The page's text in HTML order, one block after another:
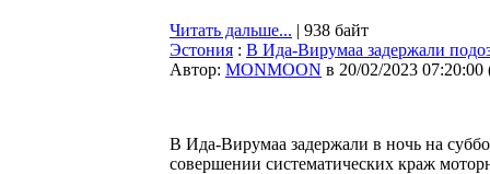
Читать дальше... | 938 байт
Эстония : В Ида-Вирумаа задержали
Автор: MONMOON в 20/02/2023 07:20:00
В Ида-Вирумаа задержали в ночь на
совершении систематических краж